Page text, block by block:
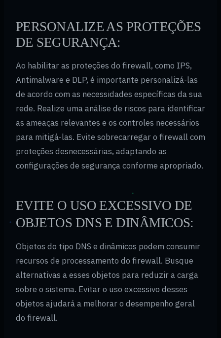
PERSONALIZE AS PROTEÇÕES
DE SEGURANÇA:
Ao habilitar as proteções do firewall, como IPS,
Antimalware e DLP, é importante personalizá-las
de acordo com as necessidades específicas da sua
rede. Realize uma análise de riscos para identificar
as ameaças relevantes e os controles necessários
para mitigá-las. Evite sobrecarregar o firewall com
proteções desnecessárias, adaptando as
configurações de segurança conforme apropriado.
EVITE O USO EXCESSIVO DE
OBJETOS DNS E DINÂMICOS:
Objetos do tipo DNS e dinâmicos podem consumir
recursos de processamento do firewall. Busque
alternativas a esses objetos para reduzir a carga
sobre o sistema. Evitar o uso excessivo desses
objetos ajudará a melhorar o desempenho geral
do firewall.